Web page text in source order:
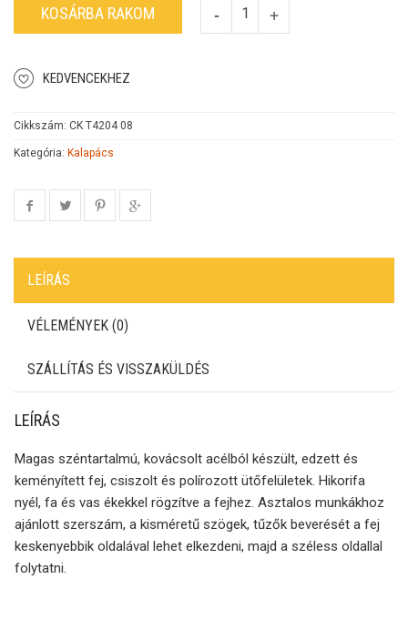
KOSÁRBA RAKOM
KEDVENCEKHEZ
Cikkszám: CK T4204 08
Kategória: Kalapács
LEÍRÁS
VÉLEMÉNYEK (0)
SZÁLLÍTÁS ÉS VISSZAKÜLDÉS
LEÍRÁS
Magas széntartalmú, kovácsolt acélból készült, edzett és
keményített fej, csiszolt és polírozott ütőfelületek. Hikorifa
nyél, fa és vas ékekkel rögzítve a fejhez. Asztalos munkákhoz
ajánlott szerszám, a kisméretű szögek, tűzők beverését a fej
keskenyebbik oldalával lehet elkezdeni, majd a széless oldallal
folytatni.